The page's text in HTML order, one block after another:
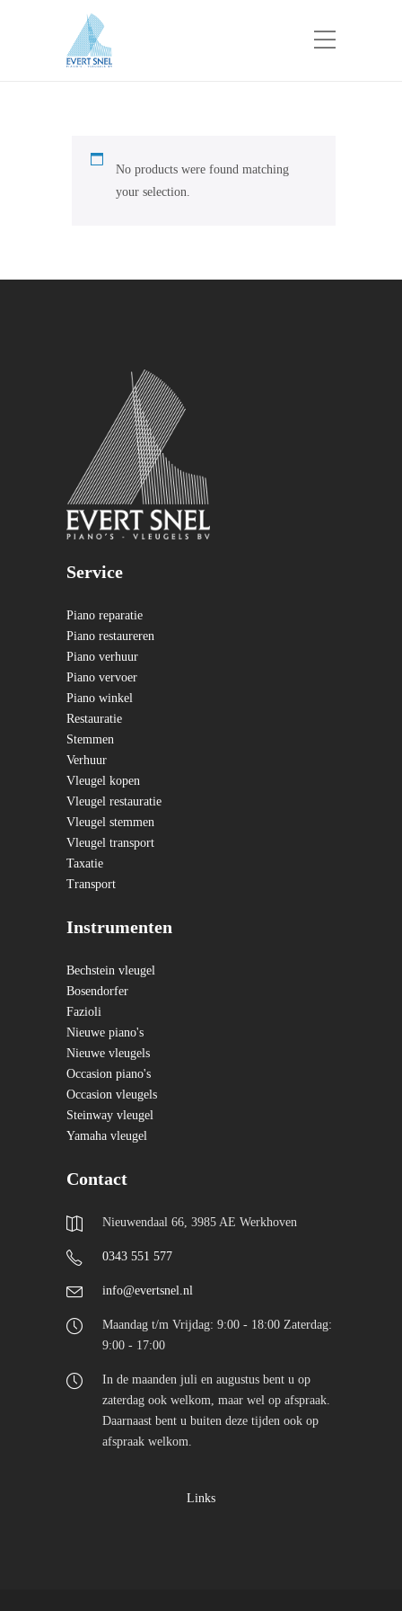
No products were found matching
your selection.
Service
Piano reparatie
Piano restaureren
Piano verhuur
Piano vervoer
Piano winkel
Restauratie
Stemmen
Verhuur
Vleugel kopen
Vleugel restauratie
Vleugel stemmen
Vleugel transport
Taxatie
Transport
Instrumenten
Bechstein vleugel
Bosendorfer
Fazioli
Nieuwe piano's
Nieuwe vleugels
Occasion piano's
Occasion vleugels
Steinway vleugel
Yamaha vleugel
Contact
Nieuwendaal 66, 3985 AE Werkhoven
0343 551 577
info@evertsnel.nl
Maandag t/m Vrijdag: 9:00 - 18:00 Zaterdag:
9:00 - 17:00
In de maanden juli en augustus bent u op
zaterdag ook welkom, maar wel op afspraak.
Daarnaast bent u buiten deze tijden ook op
afspraak welkom.
Links